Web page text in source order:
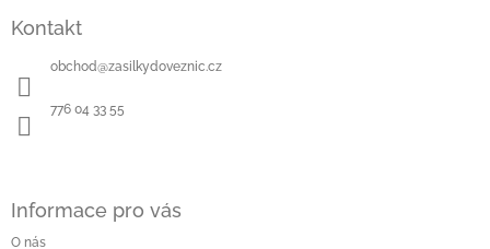
Kontakt
obchod@zasilkydoveznic.cz
776 04 33 55
Informace pro vás
O nás